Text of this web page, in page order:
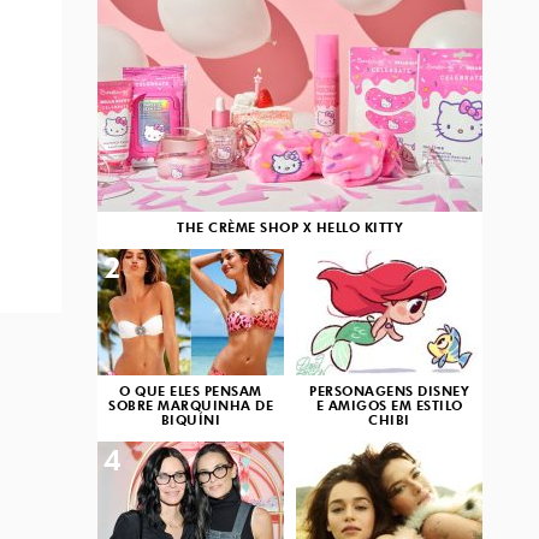
THE CRÈME SHOP X HELLO KITTY
O QUE ELES PENSAM
SOBRE MARQUINHA DE
BIQUÍNI
2
PERSONAGENS DISNEY
E AMIGOS EM ESTILO
CHIBI
3
4